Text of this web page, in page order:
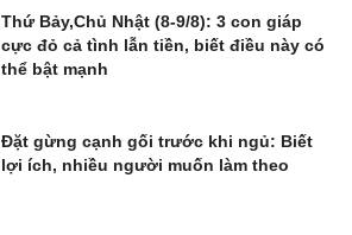
Thứ Bảy,Chủ Nhật (8-9/8): 3 con giáp
cực đỏ cả tình lẫn tiền, biết điều này có
thể bật mạnh
Đặt gừng cạnh gối trước khi ngủ: Biết
lợi ích, nhiều người muốn làm theo